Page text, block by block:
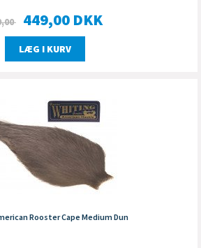
449,00 DKK
LÆG I KURV
Rooster Cape Medium Dun